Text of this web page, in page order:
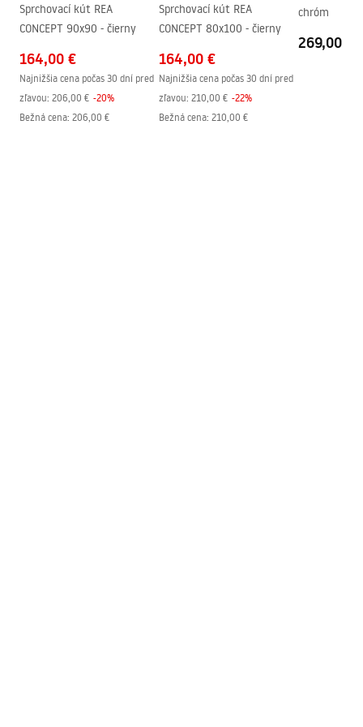
Technológia povrchovej úpravy
PVD
Rozostup vodovodných
prípojok
150 mm
Záruka 24 mesiacov
shower_set.pdf
Sprchovací kút REA
CONCEPT 90x90 - čierny
164,00 €
Najnižšia cena počas 30 dní pred
zľavou: 206,00 € -20%
Bežná cena: 206,00 €
Sprchovací kút REA
CONCEPT 80x100 - čierny
164,00 €
Najnižšia cena počas 30 dní pred
zľavou: 210,00 € -22%
Bežná cena: 210,00 €
chróm
269,00 €